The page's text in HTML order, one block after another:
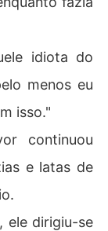
idiota do
menos eu
isso."
continuou
e latas de
ele dirigiu-se